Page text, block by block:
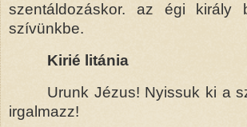
szentáldozáskor. az égi király
szívünkbe.
Kirié litánia
Urunk Jézus! Nyissuk ki a
irgalmazz!